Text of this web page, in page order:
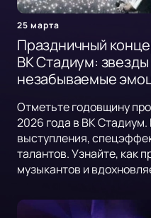
25 марта
Праздничный
ВК Стадиум:
незабываемые
Отметьте годовщину
2026 года в ВК Стадиум.
выступления,
талантов. Узнайте, как
музыкантов и